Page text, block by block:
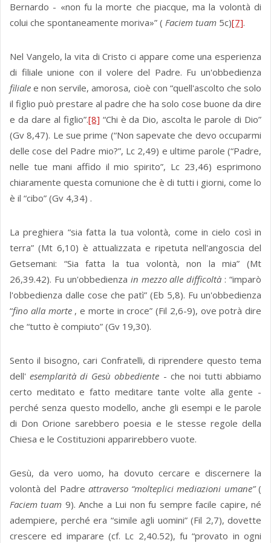
Bernardo - «non fu la morte che piacque, ma la volontà di
colui che spontaneamente moriva»” ( Faciem tuam 5c)[7].
Nel Vangelo, la vita di Cristo ci appare come una esperienza
di filiale unione con il volere del Padre. Fu un'obbedienza
filialee non servile, amorosa, cioè con “quell'ascolto che solo
il figlio può prestare al padre che ha solo cose buone da dire
e da dare al figlio”.[8] “Chi è da Dio, ascolta le parole di Dio”
(Gv 8,47). Le sue prime (“Non sapevate che devo occuparmi
delle cose del Padre mio?”, Lc 2,49) e ultime parole (“Padre,
nelle tue mani affido il mio spirito”, Lc 23,46) esprimono
chiaramente questa comunione che è di tutti i giorni, come lo
è il “cibo” (Gv 4,34) .
La preghiera “sia fatta la tua volontà, come in cielo così in
terra” (Mt 6,10) è attualizzata e ripetuta nell'angoscia del
Getsemani: “Sia fatta la tua volontà, non la mia” (Mt
26,39.42). Fu un'obbedienza in mezzo alle difficoltà : “imparò
l'obbedienza dalle cose che patì” (Eb 5,8). Fu un'obbedienza
“fino alla morte , e morte in croce” (Fil 2,6-9), ove potrà dire
che “tutto è compiuto” (Gv 19,30).
Sento il bisogno, cari Confratelli, di riprendere questo tema
dell'esemplarità di Gesù obbediente - che noi tutti abbiamo
certo meditato e fatto meditare tante volte alla gente -
perché senza questo modello, anche gli esempi e le parole
di Don Orione sarebbero poesia e le stesse regole della
Chiesa e le Costituzioni apparirebbero vuote.
Gesù, da vero uomo, ha dovuto cercare e discernere la
volontà del Padre attraverso “molteplici mediazioni umane”(
Faciem tuam 9). Anche a Lui non fu sempre facile capire, né
adempiere, perché era “simile agli uomini” (Fil 2,7), dovette
crescere ed imparare (cf. Lc 2,40.52), fu “provato in ogni